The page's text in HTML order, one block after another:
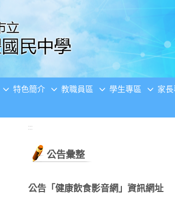
特色簡介 教職員區 學生專區 家
:::
公告彙整
公告「健康飲食影音網」資訊網址